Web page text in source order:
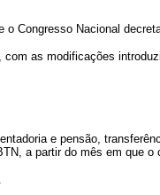
o Congresso Nacional
com as modificações
e pensão,
a partir do mês em que